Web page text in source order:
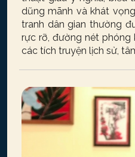
dũng mãnh và khát
tranh dân gian thường
rực rỡ, đường nét phóng
các tích truyện lịch sử,